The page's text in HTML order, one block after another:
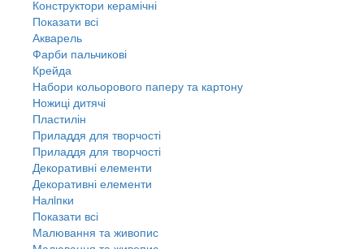
Конструктори керамічні
Показати всі
Акварель
Фарби пальчикові
Крейда
Набори кольорового паперу та картону
Ножиці дитячі
Пластилін
Приладдя для творчості
Приладдя для творчості
Декоративні елементи
Декоративні елементи
Налiпки
Показати всі
Малювання та живопис